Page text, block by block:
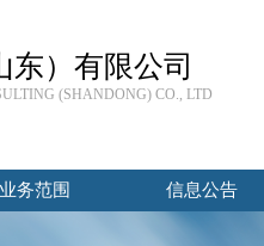
）有限公司
(SHANDONG) CO., LTD
业务范围 信息公告